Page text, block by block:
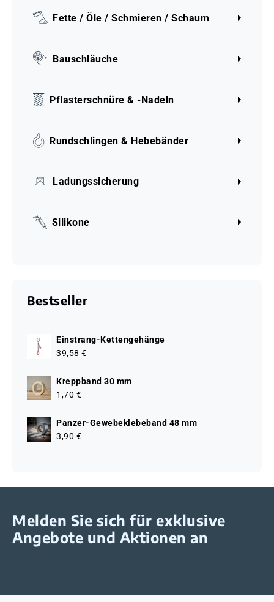
Fette / Öle / Schmieren / Schaum
Bauschläuche
Pflasterschnüre & -Nadeln
Rundschlingen & Hebebänder
Ladungssicherung
Silikone
Bestseller
Einstrang-Kettengehänge
39,58 €
Kreppband 30 mm
1,70 €
Panzer-Gewebeklebeband 48 mm
3,90 €
Melden Sie sich für exklusive
Angebote und Aktionen an